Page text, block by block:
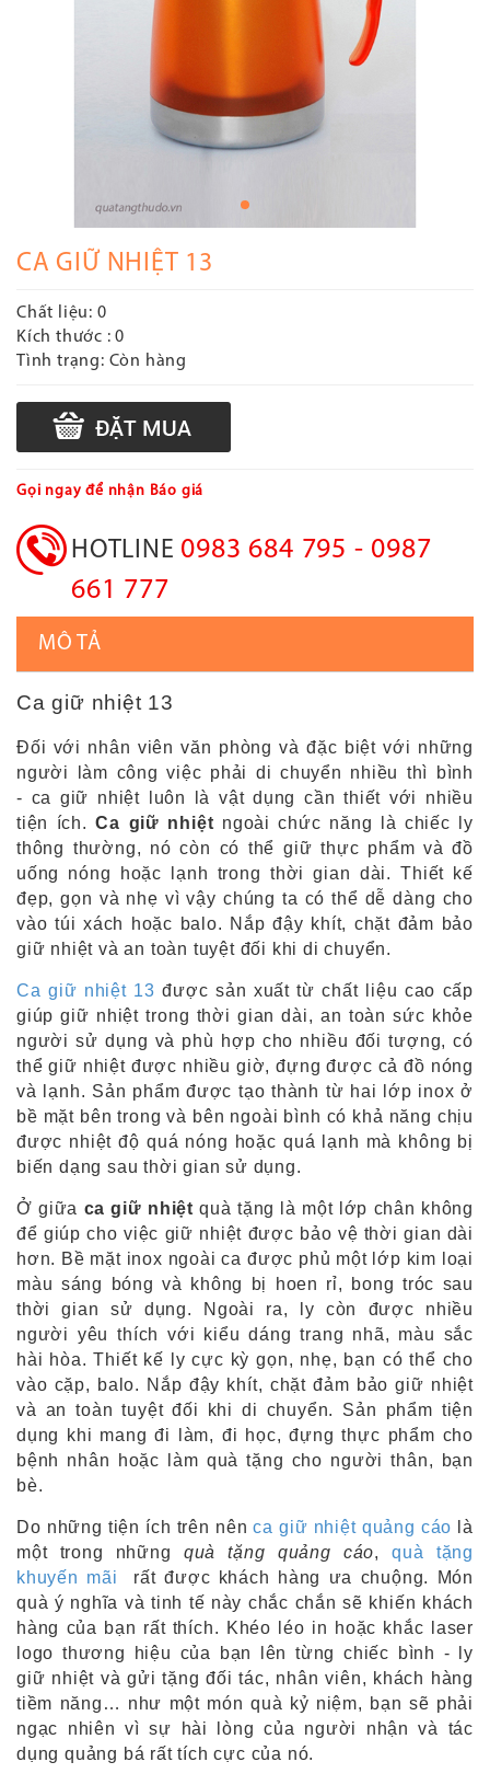
CA GIỮ NHIỆT 13
Chất liệu: 0
Kích thước : 0
Tình trạng: Còn hàng
Gọi ngay để nhận Báo giá
HOTLINE 0983 684 795 - 0987
661 777
MÔ TẢ
Ca giữ nhiệt 13
Đối với nhân viên văn phòng và đặc biệt với những
người làm công việc phải di chuyển nhiều thì bình
- ca giữ nhiệt luôn là vật dụng cần thiết với nhiều
tiện ích.Ca giữ nhiệt ngoài chức năng là chiếc ly
thông thường, nó còn có thể giữ thực phẩm và đồ
uống nóng hoặc lạnh trong thời gian dài. Thiết kế
đẹp, gọn và nhẹ vì vậy chúng ta có thể dễ dàng cho
vào túi xách hoặc balo. Nắp đậy khít, chặt đảm bảo
giữ nhiệt và an toàn tuyệt đối khi di chuyển.
Ca giữ nhiệt 13 được sản xuất từ chất liệu cao cấp
giúp giữ nhiệt trong thời gian dài, an toàn sức khỏe
người sử dụng và phù hợp cho nhiều đối tượng, có
thể giữ nhiệt được nhiều giờ, đựng được cả đồ nóng
và lạnh. Sản phẩm được tạo thành từ hai lớp inox ở
bề mặt bên trong và bên ngoài bình có khả năng chịu
được nhiệt độ quá nóng hoặc quá lạnh mà không bị
biến dạng sau thời gian sử dụng.
Ở giữa ca giữ nhiệt quà tặng là một lớp chân không
để giúp cho việc giữ nhiệt được bảo vệ thời gian dài
hơn. Bề mặt inox ngoài ca được phủ một lớp kim loại
màu sáng bóng và không bị hoen rỉ, bong tróc sau
thời gian sử dụng. Ngoài ra, ly còn được nhiều
người yêu thích với kiểu dáng trang nhã, màu sắc
hài hòa. Thiết kế ly cực kỳ gọn, nhẹ, bạn có thể cho
vào cặp, balo. Nắp đậy khít, chặt đảm bảo giữ nhiệt
và an toàn tuyệt đối khi di chuyển. Sản phẩm tiện
dụng khi mang đi làm, đi học, đựng thực phẩm cho
bệnh nhân hoặc làm quà tặng cho người thân, bạn
bè.
Do những tiện ích trên nênca giữ nhiệt quảng cáo là
một trong những quà tặng quảng cáo,quà tặng
khuyến mãi rất được khách hàng ưa chuộng. Món
quà ý nghĩa và tinh tế này chắc chắn sẽ khiến khách
hàng của bạn rất thích. Khéo léo in hoặc khắc laser
logo thương hiệu của bạn lên từng chiếc bình - ly
giữ nhiệt và gửi tặng đối tác, nhân viên, khách hàng
tiềm năng… như một món quà kỷ niệm, bạn sẽ phải
ngạc nhiên vì sự hài lòng của người nhận và tác
dụng quảng bá rất tích cực của nó.